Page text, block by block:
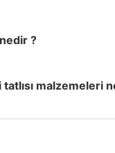
?
tatlısı malzemeleri